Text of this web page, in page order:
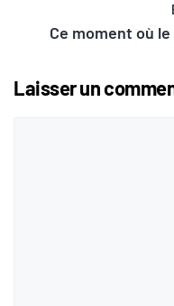
Ce moment où
Laisser un